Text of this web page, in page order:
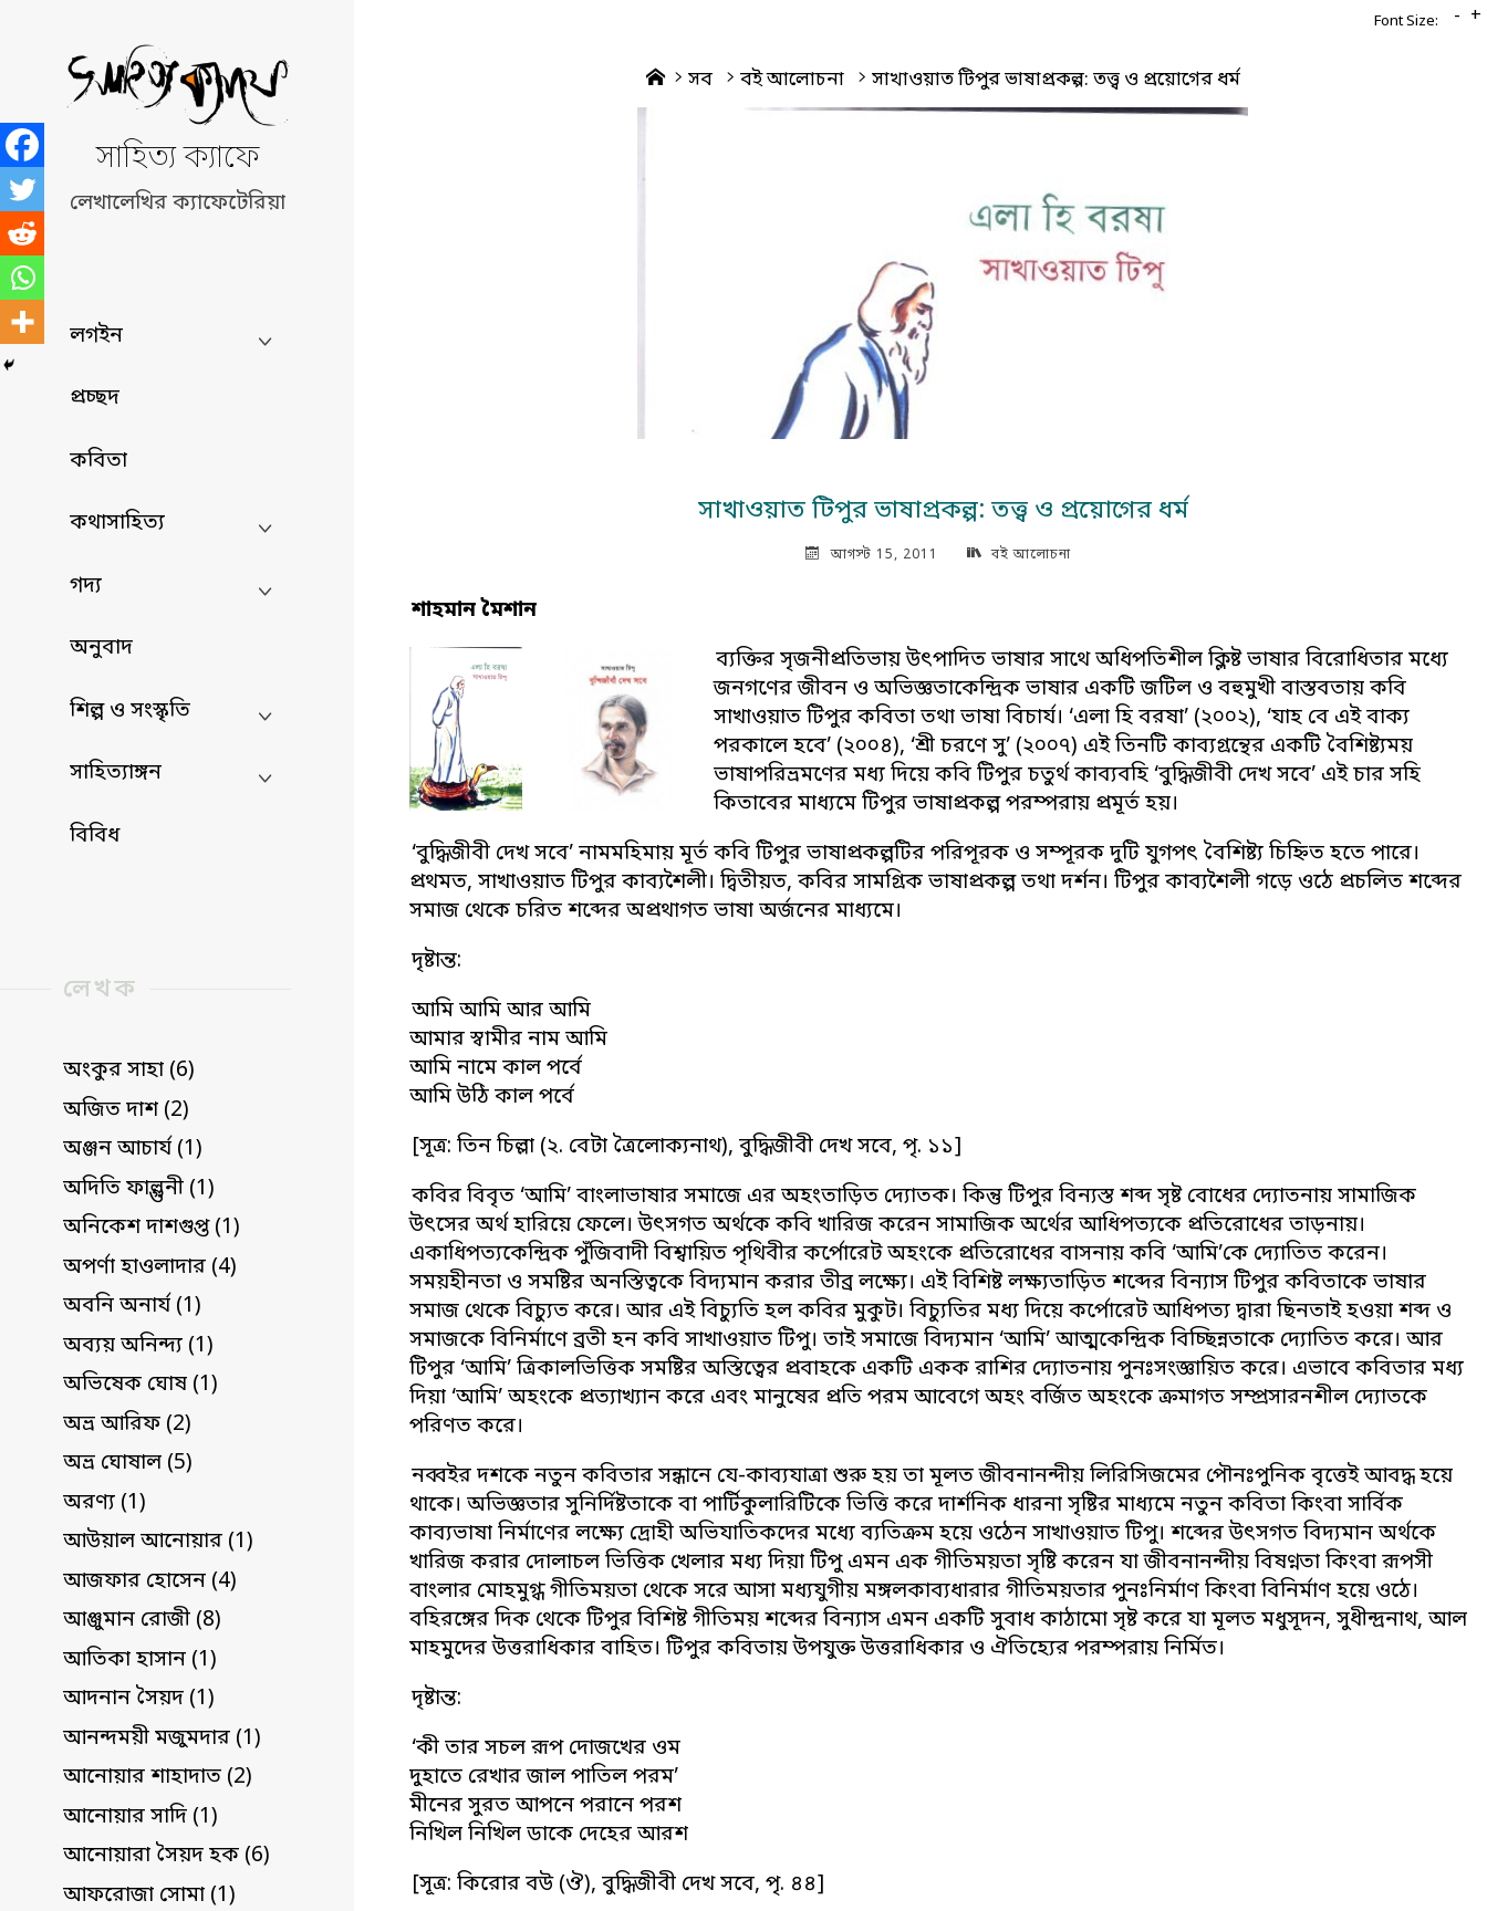
content
সাহিত্য ক্যাফে
লেখালেখির ক্যাফেটেরিয়া
লগইন
প্রচ্ছদ
কবিতা
কথাসাহিত্য
গদ্য
অনুবাদ
শিল্প ও সংস্কৃতি
সাহিত্যাঙ্গন
বিবিধ
লেখক
অংকুর সাহা (6)
অজিত দাশ (2)
অঞ্জন আচার্য (1)
অদিতি ফাল্গুনী (1)
অনিকেশ দাশগুপ্ত (1)
অপর্ণা হাওলাদার (4)
অবনি অনার্য (1)
অব্যয় অনিন্দ্য (1)
অভিষেক ঘোষ (1)
অভ্র আরিফ (2)
অভ্র ঘোষাল (5)
অরণ্য (1)
আউয়াল আনোয়ার (1)
আজফার হোসেন (4)
আঞ্জুমান রোজী (8)
আতিকা হাসান (1)
আদনান সৈয়দ (1)
আনন্দময়ী মজুমদার (1)
আনোয়ার শাহাদাত (2)
আনোয়ার সাদি (1)
আনোয়ারা সৈয়দ হক (6)
আফরোজা সোমা (1)
Home
সব বই আলোচনা সাখাওয়াত টিপুর ভাষাপ্রকল্প: তত্ত্ব ও প্রয়োগের ধর্ম
সাখাওয়াত টিপুর ভাষাপ্রকল্প: তত্ত্ব ও প্রয়োগের ধর্ম
আগস্ট 15, 2011 বই আলোচনা
শাহমান মৈশান
ব্যক্তির সৃজনীপ্রতিভায় উৎপাদিত ভাষার সাথে অধিপতিশীল ক্লিষ্ট ভাষার বিরোধিতার মধ্যে
জনগণের জীবন ও অভিজ্ঞতাকেন্দ্রিক ভাষার একটি জটিল ও বহুমুখী বাস্তবতায় কবি
সাখাওয়াত টিপুর কবিতা তথা ভাষা বিচার্য। ‘এলা হি বরষা’ (২০০২), ‘যাহ বে এই বাক্য
পরকালে হবে’ (২০০৪), ‘শ্রী চরণে সু’ (২০০৭) এই তিনটি কাব্যগ্রন্থের একটি বৈশিষ্ট্যময়
ভাষাপরিভ্রমণের মধ্য দিয়ে কবি টিপুর চতুর্থ কাব্যবহি ‘বুদ্ধিজীবী দেখ সবে’ এই চার সহি
কিতাবের মাধ্যমে টিপুর ভাষাপ্রকল্প পরম্পরায় প্রমূর্ত হয়।
‘বুদ্ধিজীবী দেখ সবে’ নামমহিমায় মূর্ত কবি টিপুর ভাষাপ্রকল্পটির পরিপূরক ও সম্পূরক দুটি যুগপৎ বৈশিষ্ট্য চিহ্নিত হতে পারে।
প্রথমত, সাখাওয়াত টিপুর কাব্যশৈলী। দ্বিতীয়ত, কবির সামগ্রিক ভাষাপ্রকল্প তথা দর্শন। টিপুর কাব্যশৈলী গড়ে ওঠে প্রচলিত শব্দের
সমাজ থেকে চরিত শব্দের অপ্রথাগত ভাষা অর্জনের মাধ্যমে।
দৃষ্টান্ত:
আমি আমি আর আমি
আমার স্বামীর নাম আমি
আমি নামে কাল পর্বে
আমি উঠি কাল পর্বে
[সূত্র: তিন চিল্লা (২. বেটা ত্রৈলোক্যনাথ), বুদ্ধিজীবী দেখ সবে, পৃ. ১১]
কবির বিবৃত ‘আমি’ বাংলাভাষার সমাজে এর অহংতাড়িত দ্যোতক। কিন্তু টিপুর বিন্যস্ত শব্দ সৃষ্ট বোধের দ্যোতনায় সামাজিক
উৎসের অর্থ হারিয়ে ফেলে। উৎসগত অর্থকে কবি খারিজ করেন সামাজিক অর্থের আধিপত্যকে প্রতিরোধের তাড়নায়।
একাধিপত্যকেন্দ্রিক পুঁজিবাদী বিশ্বায়িত পৃথিবীর কর্পোরেট অহংকে প্রতিরোধের বাসনায় কবি ‘আমি’কে দ্যোতিত করেন।
সময়হীনতা ও সমষ্টির অনস্তিত্বকে বিদ্যমান করার তীব্র লক্ষ্যে। এই বিশিষ্ট লক্ষ্যতাড়িত শব্দের বিন্যাস টিপুর কবিতাকে ভাষার
সমাজ থেকে বিচ্যুত করে। আর এই বিচ্যুতি হল কবির মুকুট। বিচ্যুতির মধ্য দিয়ে কর্পোরেট আধিপত্য দ্বারা ছিনতাই হওয়া শব্দ ও
সমাজকে বিনির্মাণে ব্রতী হন কবি সাখাওয়াত টিপু। তাই সমাজে বিদ্যমান ‘আমি’ আত্মকেন্দ্রিক বিচ্ছিন্নতাকে দ্যোতিত করে। আর
টিপুর ‘আমি’ ত্রিকালভিত্তিক সমষ্টির অস্তিত্বের প্রবাহকে একটি একক রাশির দ্যোতনায় পুনঃসংজ্ঞায়িত করে। এভাবে কবিতার মধ্য
দিয়া ‘আমি’ অহংকে প্রত্যাখ্যান করে এবং মানুষের প্রতি পরম আবেগে অহং বর্জিত অহংকে ক্রমাগত সম্প্রসারনশীল দ্যোতকে
পরিণত করে।
নব্বইর দশকে নতুন কবিতার সন্ধানে যে-কাব্যযাত্রা শুরু হয় তা মূলত জীবনানন্দীয় লিরিসিজমের পৌনঃপুনিক বৃত্তেই আবদ্ধ হয়ে
থাকে। অভিজ্ঞতার সুনির্দিষ্টতাকে বা পার্টিকুলারিটিকে ভিত্তি করে দার্শনিক ধারনা সৃষ্টির মাধ্যমে নতুন কবিতা কিংবা সার্বিক
কাব্যভাষা নির্মাণের লক্ষ্যে দ্রোহী অভিযাতিকদের মধ্যে ব্যতিক্রম হয়ে ওঠেন সাখাওয়াত টিপু। শব্দের উৎসগত বিদ্যমান অর্থকে
খারিজ করার দোলাচল ভিত্তিক খেলার মধ্য দিয়া টিপু এমন এক গীতিময়তা সৃষ্টি করেন যা জীবনানন্দীয় বিষণ্নতা কিংবা রূপসী
বাংলার মোহমুগ্ধ গীতিময়তা থেকে সরে আসা মধ্যযুগীয় মঙ্গলকাব্যধারার গীতিময়তার পুনঃনির্মাণ কিংবা বিনির্মাণ হয়ে ওঠে।
বহিরঙ্গের দিক থেকে টিপুর বিশিষ্ট গীতিময় শব্দের বিন্যাস এমন একটি সুবাধ কাঠামো সৃষ্ট করে যা মূলত মধুসূদন, সুধীন্দ্রনাথ, আল
মাহমুদের উত্তরাধিকার বাহিত। টিপুর কবিতায় উপযুক্ত উত্তরাধিকার ও ঐতিহ্যের পরম্পরায় নির্মিত।
দৃষ্টান্ত:
‘কী তার সচল রূপ দোজখের ওম
দুহাতে রেখার জাল পাতিল পরম’
মীনের সুরত আপনে পরানে পরশ
নিখিল নিখিল ডাকে দেহের আরশ
[সূত্র: কিরোর বউ (ঔ), বুদ্ধিজীবী দেখ সবে, পৃ. ৪৪]
Font Size: - +